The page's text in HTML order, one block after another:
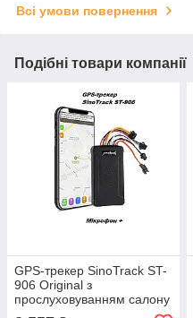
Всі умови повернення
Подібні товари компанії
GPS-трекер SinoTrack ST-
906 Original з
прослуховуванням салону
+ Кнопка SOS / ТОП для